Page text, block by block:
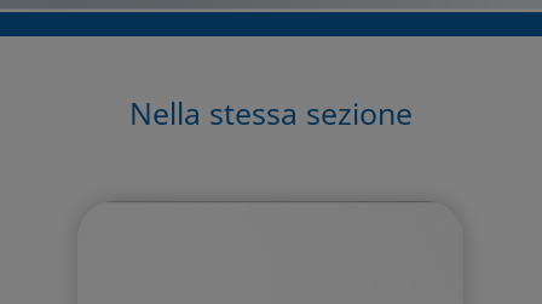
Nella stessa sezione